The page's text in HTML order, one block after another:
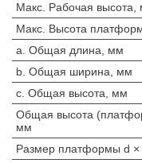
Макс. Рабочая высота,
Макс. Высота
a. Общая длина, мм
b. Общая ширина, мм
c. Общая высота, мм
Общая высота
мм
Размер платформы d